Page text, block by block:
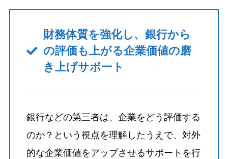
財務体質を強化し、銀行から
の評価も上がる企業価値の磨
き上げサポート
銀行などの第三者は、企業をどう評価する
のか？という視点を理解したうえで、対外
的な企業価値をアップさせるサポートを行